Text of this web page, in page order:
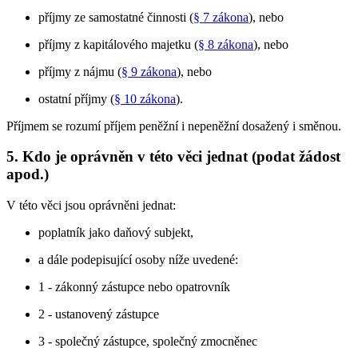
příjmy ze samostatné činnosti (§ 7 zákona), nebo
příjmy z kapitálového majetku (§ 8 zákona), nebo
příjmy z nájmu (§ 9 zákona), nebo
ostatní příjmy (§ 10 zákona).
Příjmem se rozumí příjem peněžní i nepeněžní dosažený i směnou.
5. Kdo je oprávněn v této věci jednat (podat žádost
apod.)
V této věci jsou oprávněni jednat:
poplatník jako daňový subjekt,
a dále podepisující osoby níže uvedené:
1 - zákonný zástupce nebo opatrovník
2 - ustanovený zástupce
3 - společný zástupce, společný zmocněnec